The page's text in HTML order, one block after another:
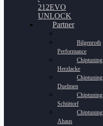
212EVO
UNLOCK
Partner
Bilgenroth
Performance
Chiptuning
Herzlacke
Chiptuning
Duelmen
Chiptuning
Schüttorf
Chiptuning
Ahaus